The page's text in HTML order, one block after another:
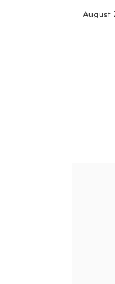
August